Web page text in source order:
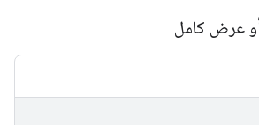
كامل